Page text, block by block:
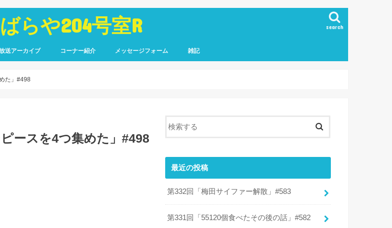
らや204号室R search
送アーカイブ コーナー紹介 メッセージフォーム 雑記
た」#498
ースを4つ集めた」#498
最近の投稿
第332回「梅田サイファー解散」#583
第331回「55120個食べたその後の話」#582